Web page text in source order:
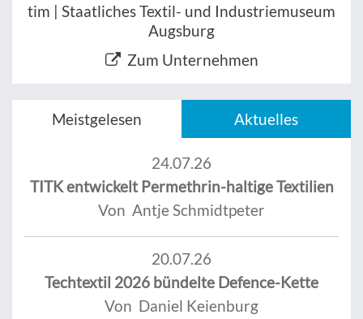
tim | Staatliches Textil- und Industriemuseum
Augsburg
Zum Unternehmen
Meistgelesen Aktuelles
24.07.26
TITK entwickelt Permethrin-haltige Textilien
Von Antje Schmidtpeter
20.07.26
Techtextil 2026 bündelte Defence-Kette
Von Daniel Keienburg